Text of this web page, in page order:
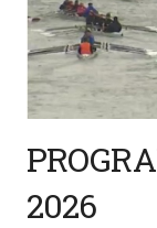
2026